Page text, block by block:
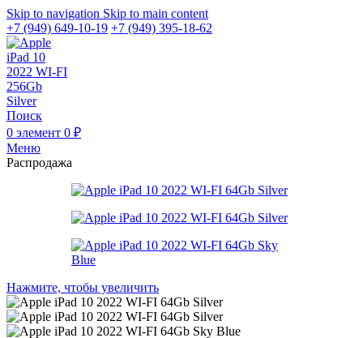
Skip to navigation Skip to main content
+7 (949) 649-10-19 +7 (949) 395-18-62
Поиск
0 элемент 0 ₽
Меню
Распродажа
Нажмите, чтобы увеличить